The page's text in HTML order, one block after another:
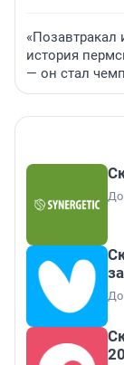
история
— он стал
До
До